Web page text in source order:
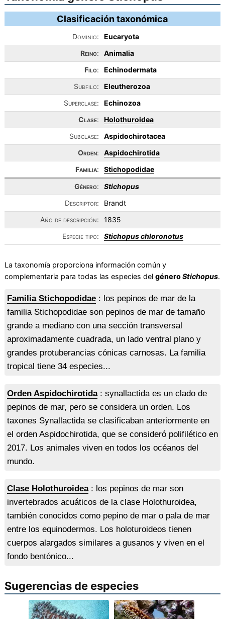
Clasificación taxonómica
Dominio:
Eucaryota
Reino:
Animalia
Filo:
Echinodermata
Subfilo:
Eleutherozoa
Superclase:
Echinozoa
Clase:
Holothuroidea
Subclase:
Aspidochirotacea
Orden:
Aspidochirotida
Familia:
Stichopodidae
Género:
Stichopus
Descriptor:
Brandt
Año de descripción:
1835
Especie tipo:
Stichopus chloronotus
La taxonomía proporciona información común y
complementaria para todas las especies del géneroStichopus.
Familia Stichopodidae: los pepinos de mar de la
familia Stichopodidae son pepinos de mar de tamaño
grande a mediano con una sección transversal
aproximadamente cuadrada, un lado ventral plano y
grandes protuberancias cónicas carnosas. La familia
tropical tiene 34 especies...
Orden Aspidochirotida: synallactida es un clado de
pepinos de mar, pero se considera un orden. Los
taxones Synallactida se clasificaban anteriormente en
el orden Aspidochirotida, que se consideró polifilético en
2017. Los animales viven en todos los océanos del
mundo.
Clase Holothuroidea: los pepinos de mar son
invertebrados acuáticos de la clase Holothuroidea,
también conocidos como pepino de mar o pala de mar
entre los equinodermos. Los holoturoideos tienen
cuerpos alargados similares a gusanos y viven en el
fondo bentónico...
Sugerencias de especies